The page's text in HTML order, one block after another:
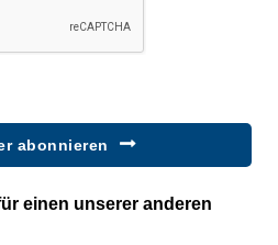
abonnieren
einen unserer anderen